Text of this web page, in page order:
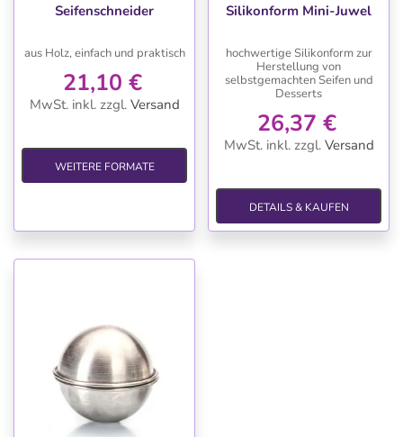
Seifenschneider
aus Holz, einfach und praktisch
21,10 €
MwSt. inkl. zzgl. Versand
WEITERE FORMATE
Silikonform Mini-Juwel
hochwertige Silikonform zur
Herstellung von
selbstgemachten Seifen und
Desserts
26,37 €
MwSt. inkl. zzgl. Versand
DETAILS & KAUFEN